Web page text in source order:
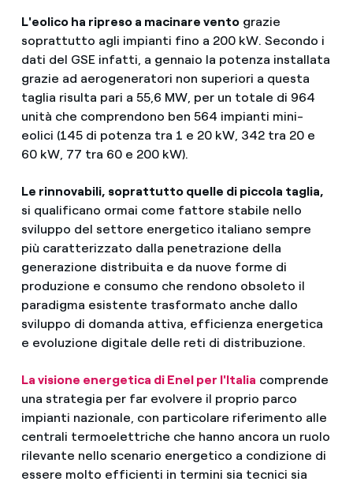
L'eolico ha ripreso a macinare ventograzie
soprattutto agli impianti fino a 200 kW. Secondo i
dati del GSE infatti, a gennaio la potenza installata
grazie ad aerogeneratori non superiori a questa
taglia risulta pari a 55,6 MW, per un totale di 964
unità che comprendono ben 564 impianti mini-
eolici (145 di potenza tra 1 e 20 kW, 342 tra 20 e
60 kW, 77 tra 60 e 200 kW).
Le rinnovabili, soprattutto quelle di piccola taglia,
si qualificano ormai come fattore stabile nello
sviluppo del settore energetico italiano sempre
più caratterizzato dalla penetrazione della
generazione distribuita e da nuove forme di
produzione e consumo che rendono obsoleto il
paradigma esistente trasformato anche dallo
sviluppo di domanda attiva, efficienza energetica
e evoluzione digitale delle reti di distribuzione.
La visione energetica di Enel per l'Italia comprende
una strategia per far evolvere il proprio parco
impianti nazionale, con particolare riferimento alle
centrali termoelettriche che hanno ancora un ruolo
rilevante nello scenario energetico a condizione di
essere molto efficienti in termini sia tecnici sia